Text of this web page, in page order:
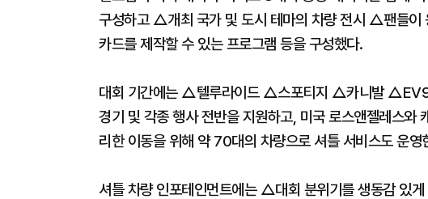
구성하고 △개최 국가 및 도시 테마의 차량 전시 △팬들이
카드를 제작할 수 있는 프로그램 등을 구성했다.
대회 기간에는 △텔루라이드 △스포티지 △카니발
경기 및 각종 행사 전반을 지원하고, 미국 로스앤젤레스와
리한 이동을 위해 약 70대의 차량으로 셔틀 서비스도 운영
셔틀 차량 인포테인먼트에는 △대회 분위기를 생동감 있